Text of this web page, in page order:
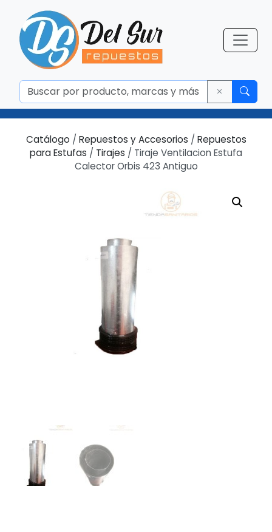
Catálogo / Repuestos y Accesorios / Repuestos
para Estufas / Tirajes / Tiraje Ventilacion Estufa
Calector Orbis 423 Antiguo